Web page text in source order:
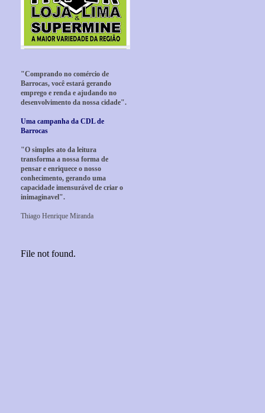
"Comprando no comércio de
Barrocas, você estará gerando
emprego e renda e ajudando no
desenvolvimento da nossa cidade".
Uma campanha da CDL de
Barrocas
"O simples ato da leitura
transforma a nossa forma de
pensar e enriquece o nosso
conhecimento, gerando uma
capacidade imensurável de criar o
inimaginavel".
Thiago Henrique Miranda